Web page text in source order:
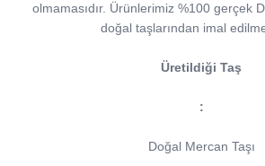
olmamasıdır. Ürünlerimiz %100 gerçek
doğal taşlarından imal
Üretildiği Taş
:
Doğal Mercan Taşı